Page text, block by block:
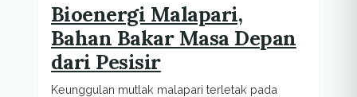
Bioenergi Malapari,
Bahan Bakar Masa Depan
dari Pesisir
Keunggulan mutlak malapari terletak pada